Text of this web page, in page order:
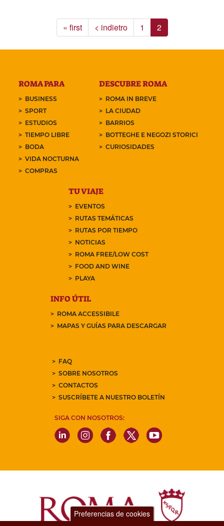
« first < indietro 1 2
ROMA PARA
BUSINESS
SPORT
ESTUDIOS
TIEMPO LIBRE
BODA
VIDA NOCTURNA
COMPRAS
DESCUBRE ROMA
ROMA IN BREVE
LA CIUDAD
BARRIOS
BOTTEGHE E NEGOZI STORICI
CURIOSIDADES
TU VIAJE
EVENTOS
RUTAS TEMÁTICAS
RUTAS POR TIEMPO
NOTICIAS
ROMA FREE/LOW COST
FOOD AND WINE
PLAYA
INFO ÚTIL
ROMA ACCESSIBILE
MAPAS Y GUÍAS PARA DESCARGAR
FAQ
SOBRE NOSOTROS
CONTACTOS
SUSCRÍBETE A NUESTRO BOLETÍN
SIGA CON NOSOTROS:
Preferencias de cookies